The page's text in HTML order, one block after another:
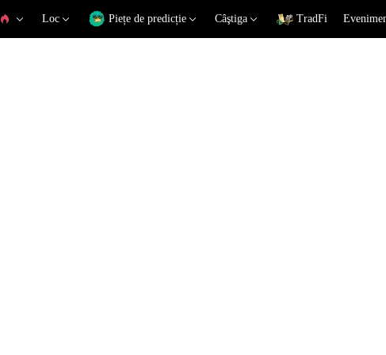
Loc Piețe de predicție Câştiga TradFi